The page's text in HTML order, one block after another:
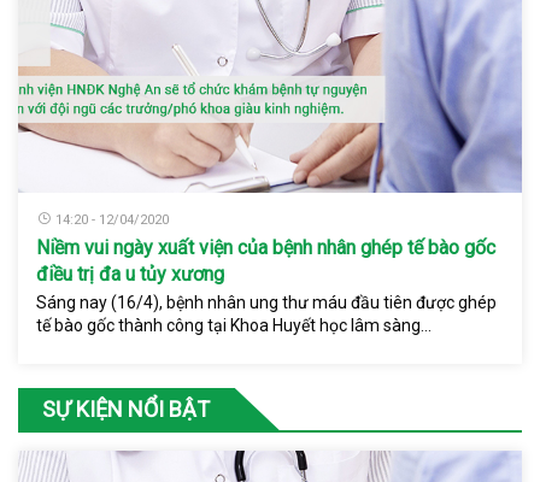
14:20 - 12/04/2020
Niềm vui ngày xuất viện của bệnh nhân ghép tế bào gốc
điều trị đa u tủy xương
Sáng nay (16/4), bệnh nhân ung thư máu đầu tiên được ghép
tế bào gốc thành công tại Khoa Huyết học lâm sàng...
SỰ KIỆN NỔI BẬT